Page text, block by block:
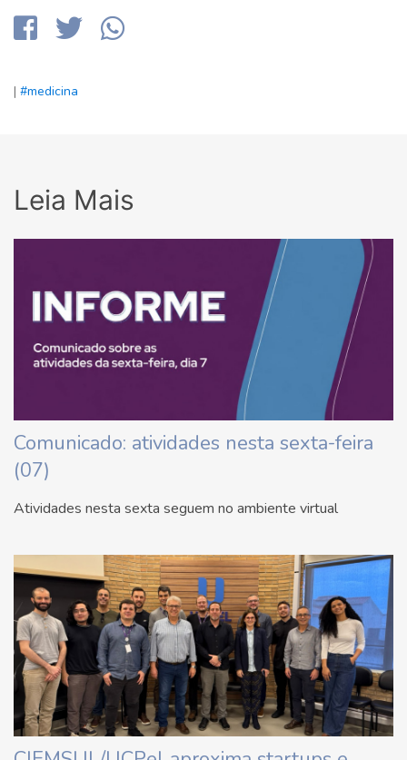
| #medicina
Leia Mais
Comunicado: atividades nesta sexta-feira
(07)
Atividades nesta sexta seguem no ambiente virtual